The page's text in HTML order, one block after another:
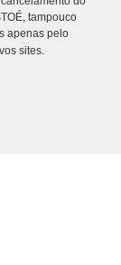
tampouco
apenas pelo
sites.